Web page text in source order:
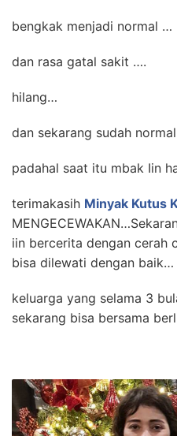
bengkak menjadi normal …
dan rasa gatal sakit ….
hilang…
dan sekarang sudah
padahal saat itu mbak Iin
terimakasih Minyak Kutus
iin bercerita dengan cerah
bisa dilewati dengan baik…
keluarga yang selama 3
sekarang bisa bersama